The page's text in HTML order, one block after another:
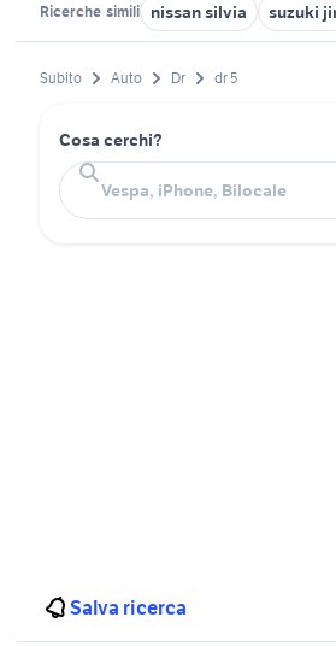
Ricerche simili nissan silvia suzuki
Subito Auto Dr dr 5
Cosa cerchi?
Salva ricerca